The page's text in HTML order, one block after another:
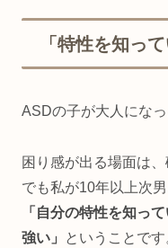
「特性を知っ
ASDの子が大人にな
困り感が出る場面は、
でも私が10年以上次
「自分の特性を知っ
強い」
ということです